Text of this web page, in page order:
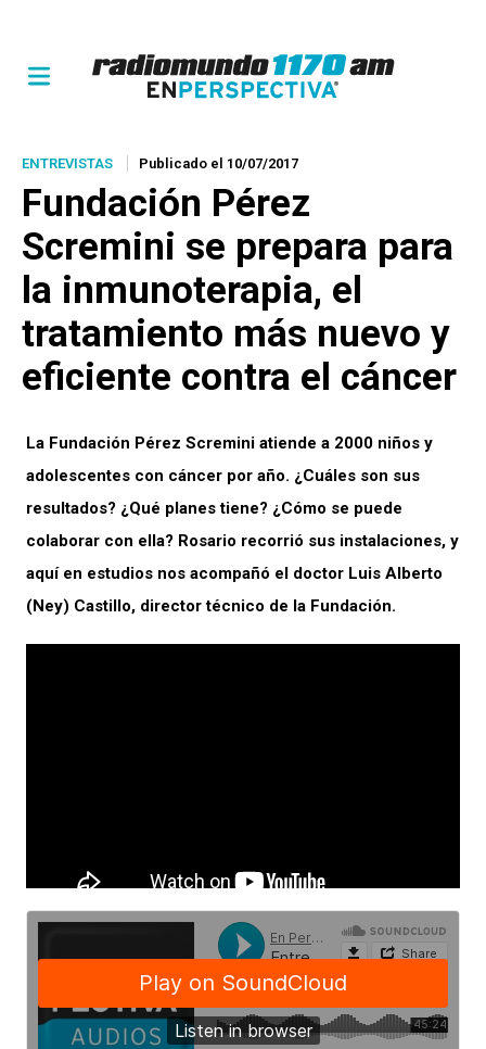
ENTREVISTAS Publicado el 10/07/2017
Fundación Pérez
Scremini se prepara para
la inmunoterapia, el
tratamiento más nuevo y
eficiente contra el cáncer
La Fundación Pérez Scremini atiende a 2000 niños y
adolescentes con cáncer por año. ¿Cuáles son sus
resultados? ¿Qué planes tiene? ¿Cómo se puede
colaborar con ella? Rosario recorrió sus instalaciones, y
aquí en estudios nos acompañó el doctor Luis Alberto
(Ney) Castillo, director técnico de la Fundación.